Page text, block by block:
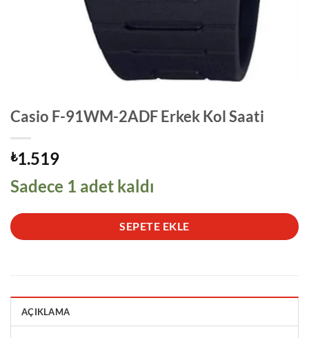
Casio F-91WM-2ADF Erkek Kol Saati
₺1.519
Sadece 1 adet kaldı
SEPETE EKLE
AÇIKLAMA